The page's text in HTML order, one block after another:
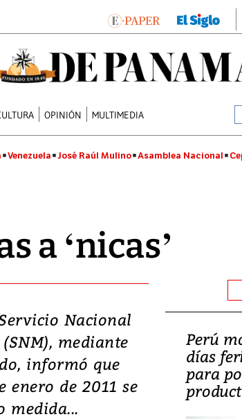
OPINIÓN MULTIMEDIA
Venezuela José Raúl Mulino Asamblea Nacional
a ‘nicas’
Nacional
mediante
informó que
enero de 2011 se
medida...
Lula lanza su
con
de inversión
educación y
raras
Perú
días
para